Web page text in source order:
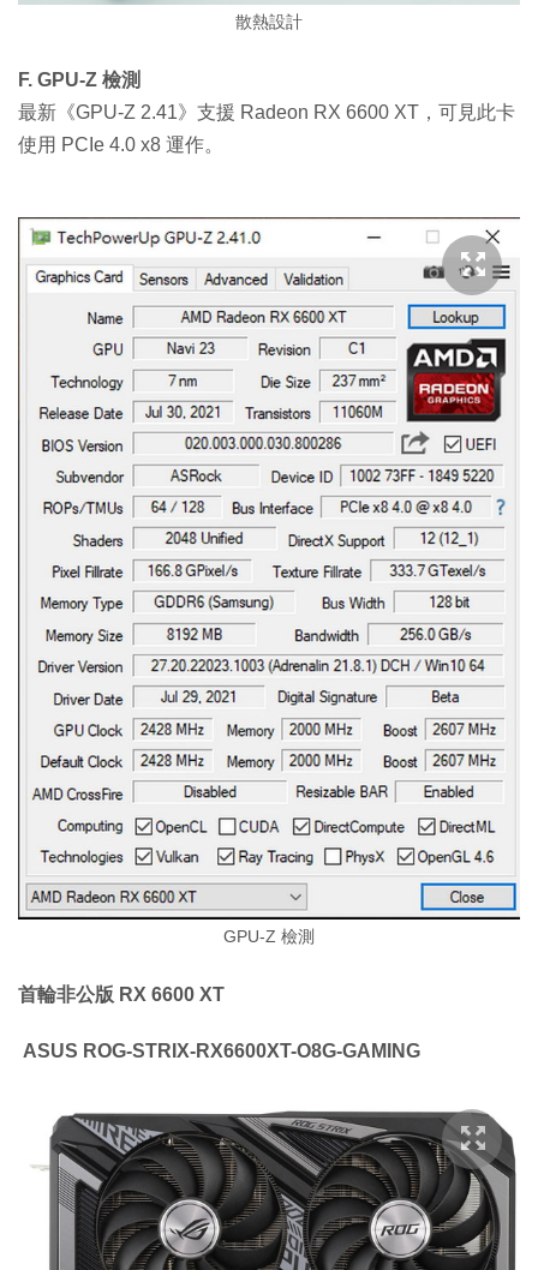
散熱設計
F. GPU-Z 檢測
最新《GPU-Z 2.41》支援 Radeon RX 6600 XT，可見此卡
使用 PCIe 4.0 x8 運作。
GPU-Z 檢測
首輪非公版 RX 6600 XT
ASUS ROG-STRIX-RX6600XT-O8G-GAMING